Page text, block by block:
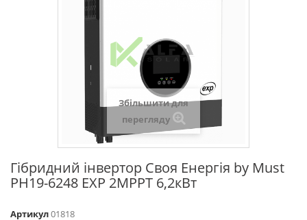
Збільшити для
перегляду
Гібридний інвертор Своя Енергія by Must
PH19-6248 EXP 2MPPT 6,2кВт
Артикул01818